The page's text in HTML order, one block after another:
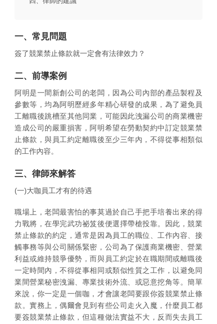
一、常見問題
簽了競業禁止條款就一定會有法律效力？
二、前導案例
阿明是一間新創公司的老闆，因為公司內部的產品製程及
參數等，均為阿明歷經多年精心研發的成果，為了避免員
工離職後跳槽至其他同業，可能因此洩漏公司的商業機密
造成公司的嚴重損害，阿明希望在勞動契約中訂定競業禁
止條款，與員工約定離職後至少三年內，不得從事相類似
的工作內容。
三、律師來解答
(一)大咖員工才有的待遇
職場上，老闆最害怕的事莫過於自己手把手培養出來的得
力戰將，在學完武功祕笈後便選擇帶槍投靠。因此，競業
禁止條款的約定，通常是因為員工的職位、工作內容、接
觸事務等與公司關係緊密，公司為了保護商業機密、營業
利益或維持競爭優勢，而與員工約定於在職期間或離職後
一定時間內，不得從事相同或類似性質之工作，以避免同
業間營業秘密洩漏、專業技術外流、或惡意挖角等。簡單
來說，你一定是一個咖，才會讓老闆要跟你簽競業禁止條
款。實務上，偶爾會見到有些公司走火入魔，什麼員工都
要簽競業禁止條款，但這種做法實益不大，反而失去員工